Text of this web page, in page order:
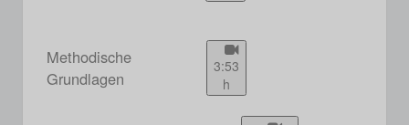
Methodische
Grundlagen
3:53
h